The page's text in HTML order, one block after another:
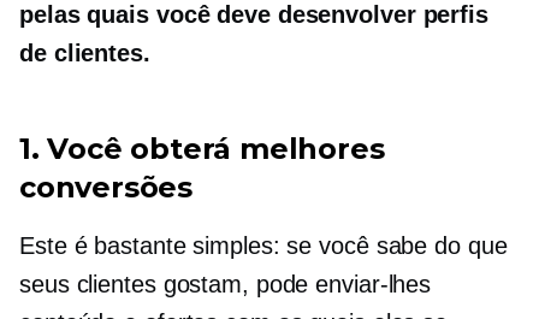
pelas quais você deve desenvolver perfis
de clientes.
1. Você obterá melhores
conversões
Este é bastante simples: se você sabe do que
seus clientes gostam, pode enviar-lhes